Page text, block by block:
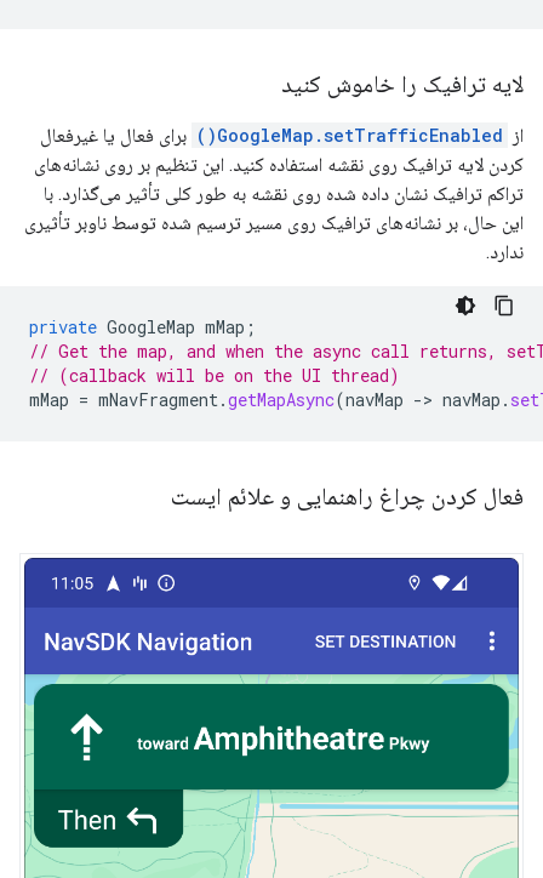
لایه ترافیک را خاموش کنید
از GoogleMap.setTrafficEnabled()
برای فعال یا غیرفعال
کردن لایه ترافیک روی نقشه استفاده کنید. این تنظیم بر روی نشانه‌های
تراکم ترافیک نشان داده شده روی نقشه به طور کلی تأثیر می‌گذارد. با
این حال، بر نشانه‌های ترافیک روی مسیر ترسیم شده توسط ناوبر تأثیری
ندارد.
private GoogleMap mMap ;
// Get the map, and when the async call returns,
// (callback will be on the UI thread)
mMap = mNavFragment .getMapAsync(navMap -> navMap .
فعال کردن چراغ راهنمایی و علائم ایست